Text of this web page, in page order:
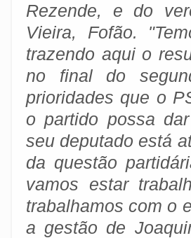
Rezende, e do
Vieira, Fofão.
trazendo aqui o
no final do
prioridades que o
o partido possa
seu deputado está
da questão
vamos estar
trabalhamos com o
a gestão de